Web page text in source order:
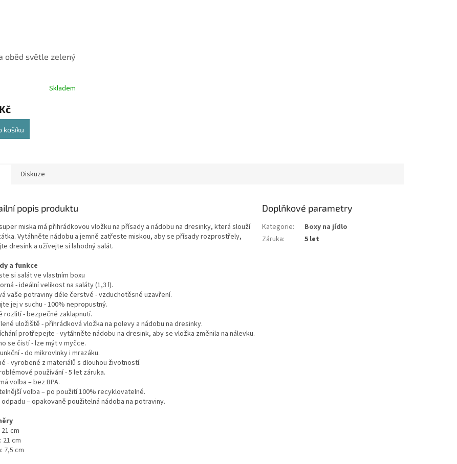
oběd světle zelený
Skladem
košíku
Diskuze
popis produktu
miska má přihrádkovou vložku na přísady a nádobu na dresinky, která slouží
Vytáhněte nádobu a jemně zatřeste miskou, aby se přísady rozprostřely,
dresink a užívejte si lahodný salát.
a funkce
si salát ve vlastním boxu
- ideální velikost na saláty (1,3 l).
vaše potraviny déle čerstvé - vzduchotěsné uzavření.
jej v suchu - 100% nepropustný.
rozlití - bezpečné zaklapnutí.
uložiště - přihrádková vložka na polevy a nádobu na dresinky.
protřepejte - vytáhněte nádobu na dresink, aby se vložka změnila na nálevku.
se čistí - lze mýt v myčce.
- do mikrovlnky i mrazáku.
- vyrobené z materiálů s dlouhou životností.
používání - 5 let záruka.
volba – bez BPA.
volba – po použití 100% recyklovatelné.
odpadu – opakovaně použitelná nádoba na potraviny.
cm
21 cm
7,5 cm
Doplňkové parametry
Kategorie:
Boxy na jídlo
Záruka: 5 let